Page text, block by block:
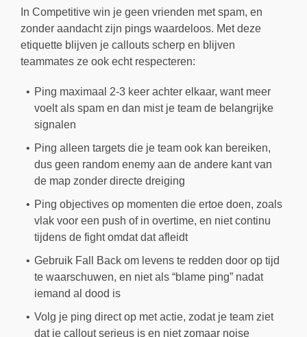
In Competitive win je geen vrienden met spam, en
zonder aandacht zijn pings waardeloos. Met deze
etiquette blijven je callouts scherp en blijven
teammates ze ook echt respecteren:
Ping maximaal 2-3 keer achter elkaar, want meer
voelt als spam en dan mist je team de belangrijke
signalen
Ping alleen targets die je team ook kan bereiken,
dus geen random enemy aan de andere kant van
de map zonder directe dreiging
Ping objectives op momenten die ertoe doen, zoals
vlak voor een push of in overtime, en niet continu
tijdens de fight omdat dat afleidt
Gebruik Fall Back om levens te redden door op tijd
te waarschuwen, en niet als “blame ping” nadat
iemand al dood is
Volg je ping direct op met actie, zodat je team ziet
dat je callout serieus is en niet zomaar noise